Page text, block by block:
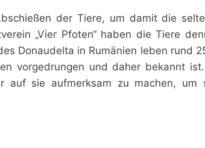
der Tiere, um damit die
„Vier Pfoten“ haben die Tiere
Donaudelta in Rumänien leben rund
vorgedrungen und daher bekannt
auf sie aufmerksam zu machen, um